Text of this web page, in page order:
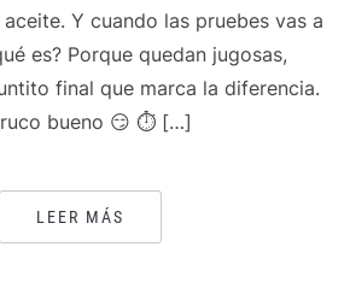
Y cuando las pruebes vas a
es? Porque quedan jugosas,
final que marca la diferencia.
bueno 😏 ⏱️ […]
LEER MÁS